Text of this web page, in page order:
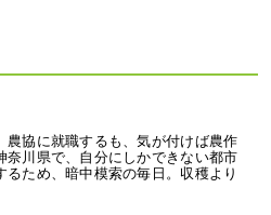
農協に就職するも、気が付けば農作
奈川県で、自分にしかできない都市
るため、暗中模索の毎日。収穫より